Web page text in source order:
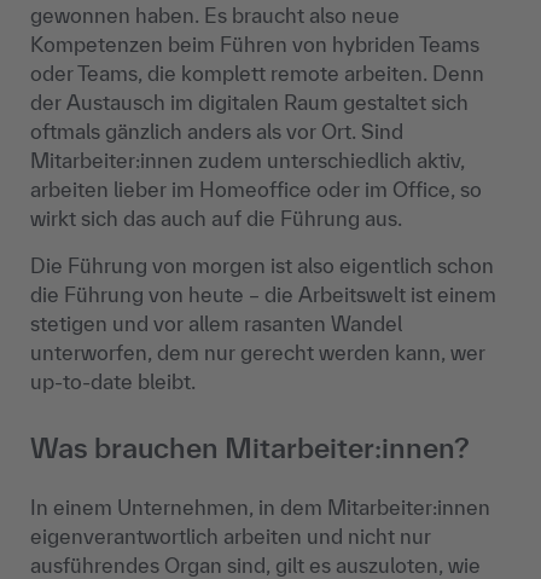
gewonnen haben. Es braucht also neue
Kompetenzen beim Führen von hybriden Teams
oder Teams, die komplett remote arbeiten. Denn
der Austausch im digitalen Raum gestaltet sich
oftmals gänzlich anders als vor Ort. Sind
Mitarbeiter:innen zudem unterschiedlich aktiv,
arbeiten lieber im Homeoffice oder im Office, so
wirkt sich das auch auf die Führung aus.
Die Führung von morgen ist also eigentlich schon
die Führung von heute – die Arbeitswelt ist einem
stetigen und vor allem rasanten Wandel
unterworfen, dem nur gerecht werden kann, wer
up-to-date bleibt.
Was brauchen Mitarbeiter:innen?
In einem Unternehmen, in dem Mitarbeiter:innen
eigenverantwortlich arbeiten und nicht nur
ausführendes Organ sind, gilt es auszuloten, wie